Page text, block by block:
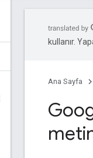
kullanır.
Ana Sayfa